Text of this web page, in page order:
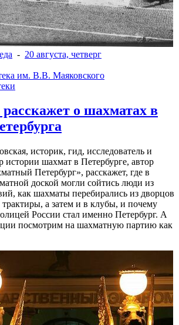
- 20 августа, четверг
им. В.В. Маяковского
о шахматах в
историк, гид, исследователь и
истории шахмат в Петербурге, автор
Петербург», расскажет, где в
доской могли сойтись люди из
как шахматы перебирались из дворцов
трактиры, а затем и в клубы, и почему
России стал именно Петербург. А
посмотрим на шахматную партию как